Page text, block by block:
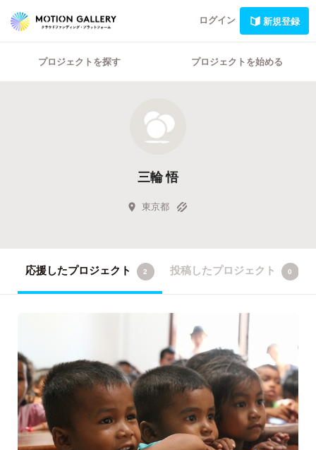
ログイン 新規登録
プロジェクトを探す プロジェクトを始める
三輪 悟
東京都
応援したプロジェクト 2 投稿したプロジェクト 0